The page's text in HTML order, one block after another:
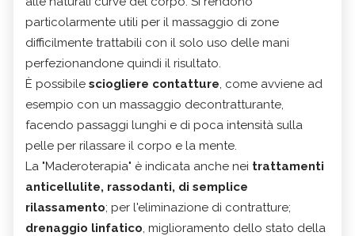
particolarmente utili per il massaggio di zone
difficilmente trattabili con il solo uso delle mani
perfezionandone quindi il risultato.
È possibile sciogliere contatture, come avviene ad
esempio con un massaggio decontratturante,
facendo passaggi lunghi e di poca intensità sulla
pelle per rilassare il corpo e la mente.
La "Maderoterapia" è indicata anche nei trattamenti
anticellulite, rassodanti, di semplice
rilassamento; per l'eliminazione di contratture;
drenaggio linfatico, miglioramento dello stato della